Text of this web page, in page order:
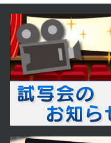
さ
1
釣